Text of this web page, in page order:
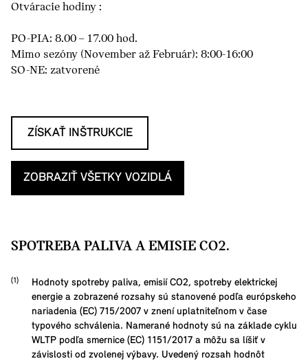
Otváracie hodiny :
PO-PIA: 8.00 – 17.00 hod.
Mimo sezóny (November až Február): 8:00-16:00
SO-NE: zatvorené
ZÍSKAŤ INŠTRUKCIE
ZOBRAZIŤ VŠETKY VOZIDLÁ
SPOTREBA PALIVA A EMISIE CO2.
Hodnoty spotreby paliva, emisií CO2, spotreby elektrickej
energie a zobrazené rozsahy sú stanovené podľa európskeho
nariadenia (EC) 715/2007 v znení uplatniteľnom v čase
typového schválenia. Namerané hodnoty sú na základe cyklu
WLTP podľa smernice (EC) 1151/2017 a môžu sa líšiť v
závislosti od zvolenej výbavy. Uvedený rozsah hodnôt